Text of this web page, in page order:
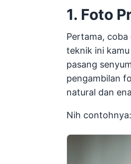
1. Foto
Pertama,
teknik ini
pasang
pengambilan
natural dan
Nih contohnya: